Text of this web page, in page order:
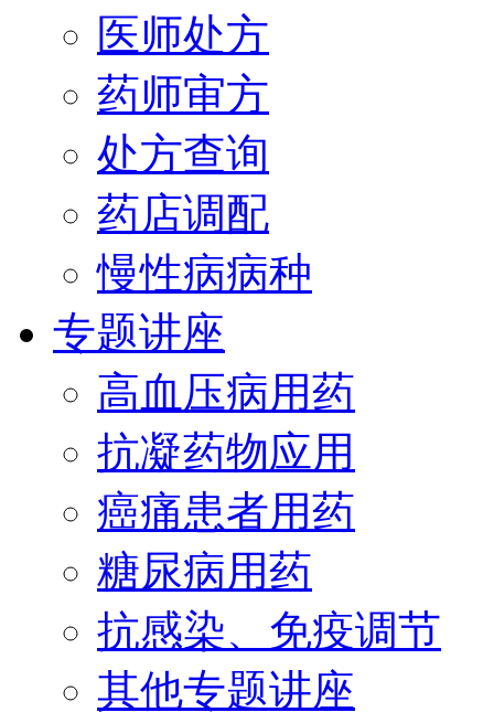
医师处方
药师审方
处方查询
药店调配
慢性病病种
专题讲座
高血压病用药
抗凝药物应用
癌痛患者用药
糖尿病用药
抗感染、免疫调节
其他专题讲座